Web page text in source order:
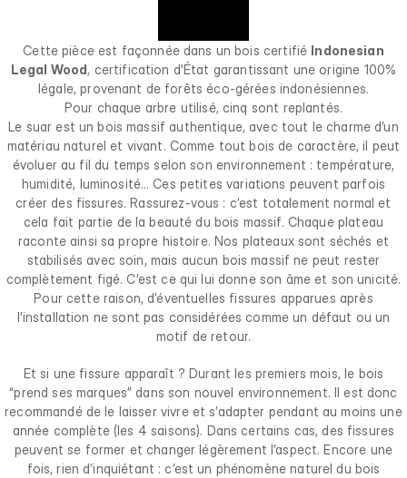
Cette pièce est façonnée dans un bois certifié Indonesian
Legal Wood, certification d'État garantissant une origine 100%
légale, provenant de forêts éco-gérées indonésiennes.
Pour chaque arbre utilisé, cinq sont replantés.
Le suar est un bois massif authentique, avec tout le charme d’un
matériau naturel et vivant. Comme tout bois de caractère, il peut
évoluer au fil du temps selon son environnement : température,
humidité, luminosité… Ces petites variations peuvent parfois
créer des fissures. Rassurez-vous : c’est totalement normal et
cela fait partie de la beauté du bois massif. Chaque plateau
raconte ainsi sa propre histoire. Nos plateaux sont séchés et
stabilisés avec soin, mais aucun bois massif ne peut rester
complètement figé. C’est ce qui lui donne son âme et son unicité.
Pour cette raison, d’éventuelles fissures apparues après
l’installation ne sont pas considérées comme un défaut ou un
motif de retour.
Et si une fissure apparaît ? Durant les premiers mois, le bois
“prend ses marques” dans son nouvel environnement. Il est donc
recommandé de le laisser vivre et s’adapter pendant au moins une
année complète (les 4 saisons). Dans certains cas, des fissures
peuvent se former et changer légèrement l’aspect. Encore une
fois, rien d’inquiétant : c’est un phénomène naturel du bois